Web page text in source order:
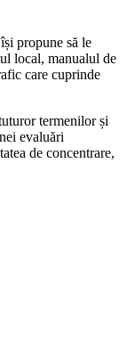
propune să le
local, manualul de
care cuprinde
termenilor și
evaluări
de concentrare,